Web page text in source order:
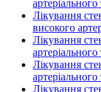
Лікування
високого
Лікування
Лікування
Лікування